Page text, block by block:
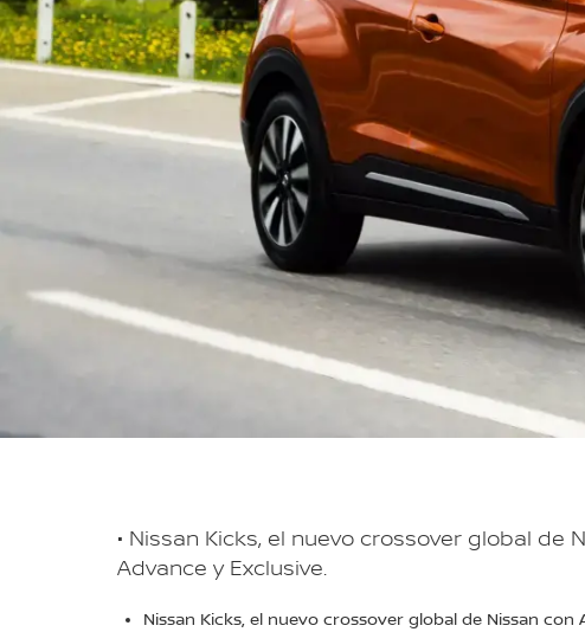
• Nissan Kicks, el nuevo crossover global
Advance y Exclusive.
Nissan Kicks, el nuevo crossover global de Nissan